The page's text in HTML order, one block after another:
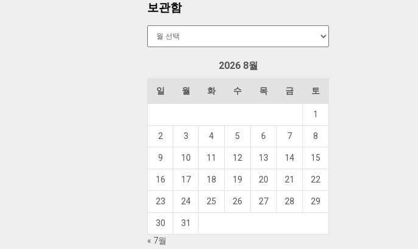
보관함
2026 8월
일 월 화 수 목 금 토
1
2 3 4 5 6 7 8
9 10 11 12 13 14 15
16 17 18 19 20 21 22
23 24 25 26 27 28 29
30
31
« 7월